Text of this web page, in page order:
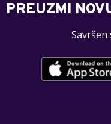
PREUZMI
Savršen